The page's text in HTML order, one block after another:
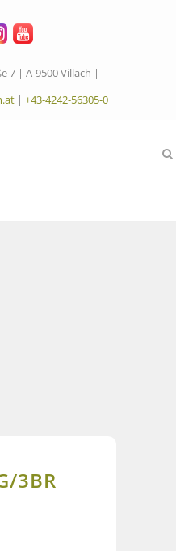
7 | A-9500 Villach |
| +43-4242-56305-0
3BR